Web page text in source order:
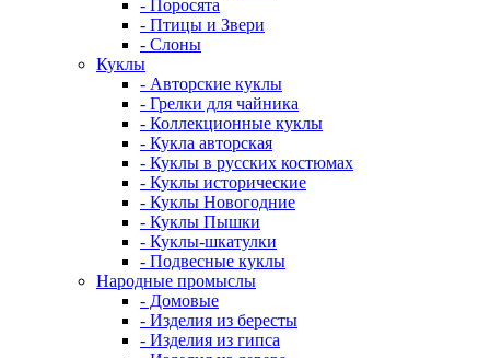
- Поросята
- Птицы и Звери
- Слоны
Куклы
- Авторские куклы
- Грелки для чайника
- Коллекционные куклы
- Кукла авторская
- Куклы в русских костюмах
- Куклы исторические
- Куклы Новогодние
- Куклы Пышки
- Куклы-шкатулки
- Подвесные куклы
Народные промыслы
- Домовые
- Изделия из бересты
- Изделия из гипса